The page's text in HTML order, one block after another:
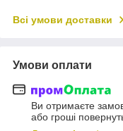
Всі умови доставки
Умови оплати
Ви отримаєте
або гроші